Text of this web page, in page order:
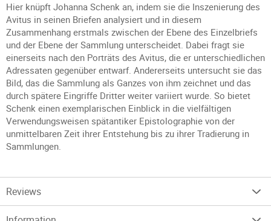
Hier knüpft Johanna Schenk an, indem sie die Inszenierung des
Avitus in seinen Briefen analysiert und in diesem
Zusammenhang erstmals zwischen der Ebene des Einzelbriefs
und der Ebene der Sammlung unterscheidet. Dabei fragt sie
einerseits nach den Porträts des Avitus, die er unterschiedlichen
Adressaten gegenüber entwarf. Andererseits untersucht sie das
Bild, das die Sammlung als Ganzes von ihm zeichnet und das
durch spätere Eingriffe Dritter weiter variiert wurde. So bietet
Schenk einen exemplarischen Einblick in die vielfältigen
Verwendungsweisen spätantiker Epistolographie von der
unmittelbaren Zeit ihrer Entstehung bis zu ihrer Tradierung in
Sammlungen.
Reviews